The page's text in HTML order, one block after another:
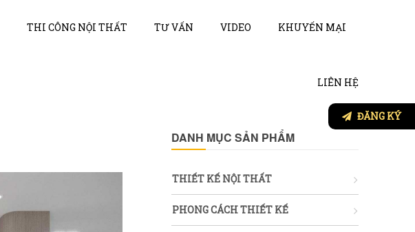
THI CÔNG NỘI THẤT TƯ VẤN VIDEO KHUYẾN MẠI
LIÊN HỆ
DANH MỤC SẢN PHẨM
THIẾT KẾ NỘI THẤT
PHONG CÁCH THIẾT KẾ
ĐĂNG KÝ